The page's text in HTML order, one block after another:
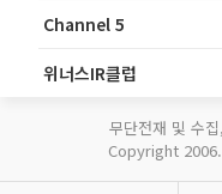
Channel 5
위너스IR클럽
무단전재 및 수
Copyright 2006.